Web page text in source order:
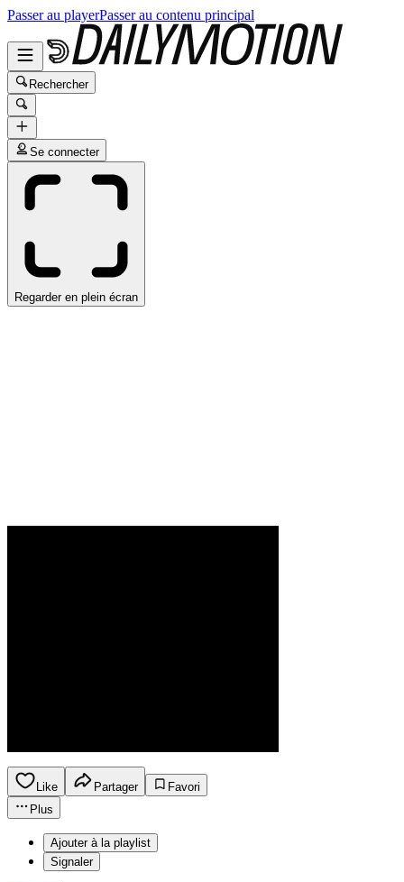
Passer au playerPasser au contenu principal
Rechercher
Se connecter
Regarder en plein écran
Like Partager
Favori
Plus
Ajouter à la playlist
Signaler